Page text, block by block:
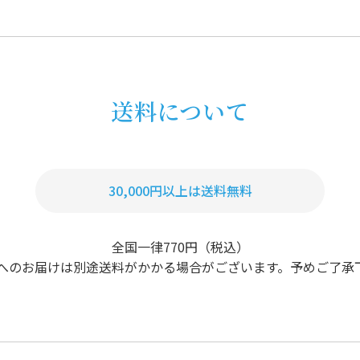
送料について
30,000円以上は送料無料
全国一律770円（税込）
お届けは別途送料がかかる場合がございます。予めご了承